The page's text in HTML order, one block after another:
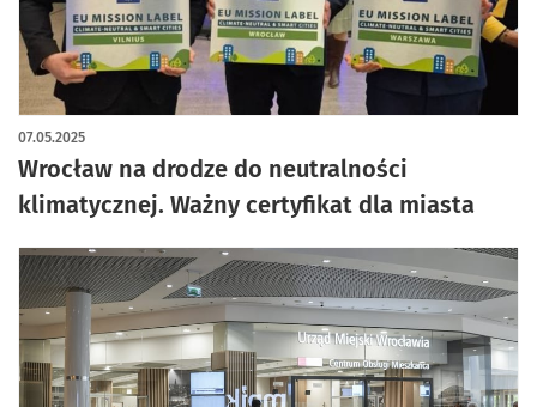
Wrocław na drodze do neutralności
klimatycznej. Ważny certyfikat dla miasta
07.05.2025
artykuł z galerią zdjęć